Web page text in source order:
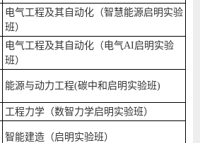
电气工程及其自动化（智慧能源启明实验
班）
电气工程及其自动化（电气AI启明实验
班）
能源与动力工程(碳中和启明实验班)
工程力学（数智力学启明实验班）
智能建造（启明实验班）